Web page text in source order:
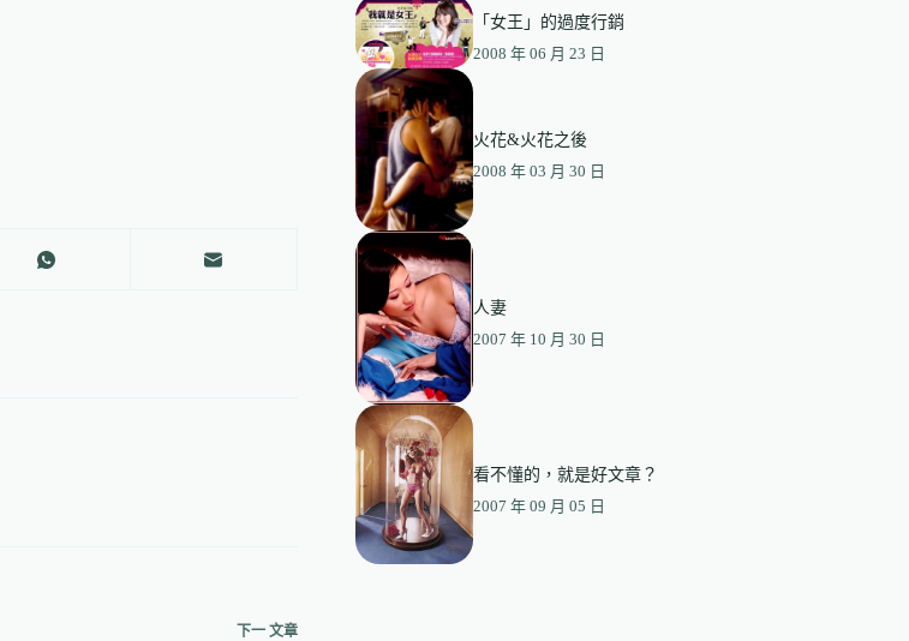
下一 文章
「女王」的過度行銷
2008 年 06 月 23 日
火花&火花之後
2008 年 03 月 30 日
人妻
2007 年 10 月 30 日
看不懂的，就是好文章？
2007 年 09 月 05 日